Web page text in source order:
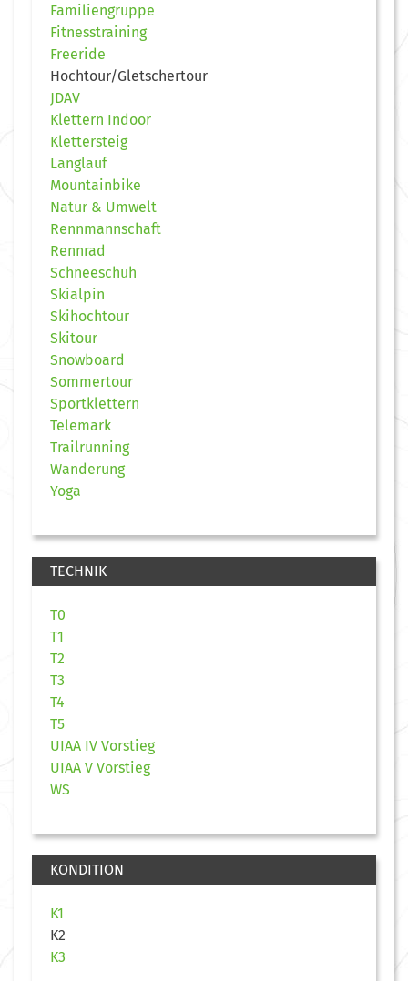
Familiengruppe
Fitnesstraining
Freeride
Hochtour/Gletschertour
JDAV
Klettern Indoor
Klettersteig
Langlauf
Mountainbike
Natur & Umwelt
Rennmannschaft
Rennrad
Schneeschuh
Skialpin
Skihochtour
Skitour
Snowboard
Sommertour
Sportklettern
Telemark
Trailrunning
Wanderung
Yoga
TECHNIK
T0
T1
T2
T3
T4
T5
UIAA IV Vorstieg
UIAA V Vorstieg
WS
KONDITION
K1
K2
K3